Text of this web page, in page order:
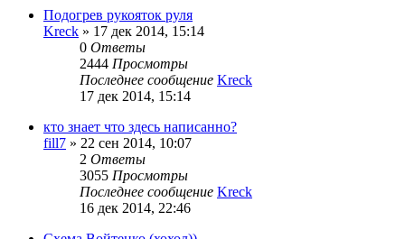
Подогрев рукояток руля
Kreck » 17 дек 2014, 15:14
0 Ответы
2444 Просмотры
Последнее сообщение Kreck
17 дек 2014, 15:14
кто знает что здесь написанно?
fill7 » 22 сен 2014, 10:07
2 Ответы
3055 Просмотры
Последнее сообщение Kreck
16 дек 2014, 22:46